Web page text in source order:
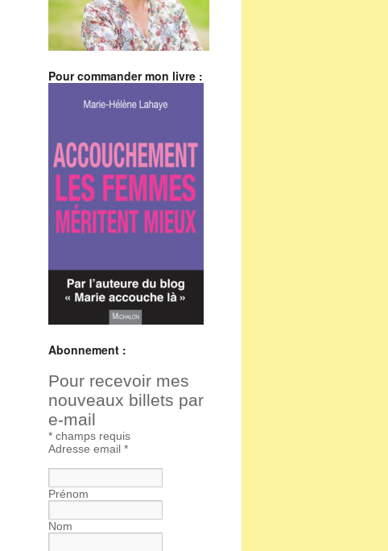
Pour commander mon livre :
Abonnement :
Pour recevoir mes
nouveaux billets par
e-mail
* champs requis
Adresse email *
Prénom
Nom